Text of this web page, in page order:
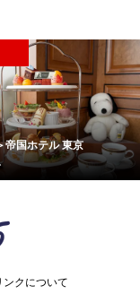
帝国ホテル 東京
クについて